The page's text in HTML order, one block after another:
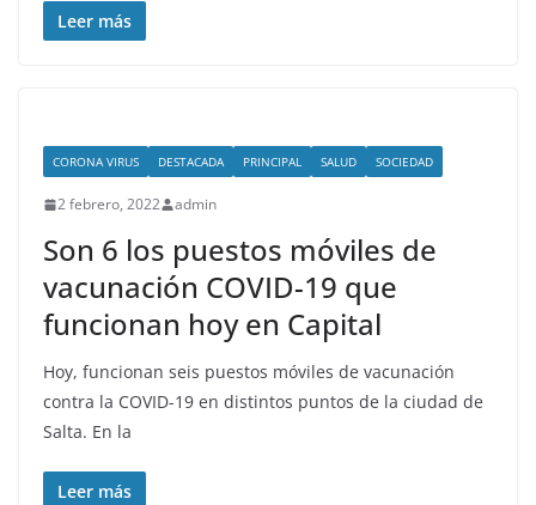
Leer más
CORONA VIRUS DESTACADA PRINCIPAL SALUD SOCIEDAD
2 febrero, 2022 admin
Son 6 los puestos móviles de
vacunación COVID-19 que
funcionan hoy en Capital
Hoy, funcionan seis puestos móviles de vacunación
contra la COVID-19 en distintos puntos de la ciudad de
Salta. En la
Leer más